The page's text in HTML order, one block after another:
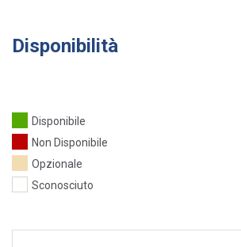
Disponibilità
Disponibile
Non Disponibile
Opzionale
Sconosciuto